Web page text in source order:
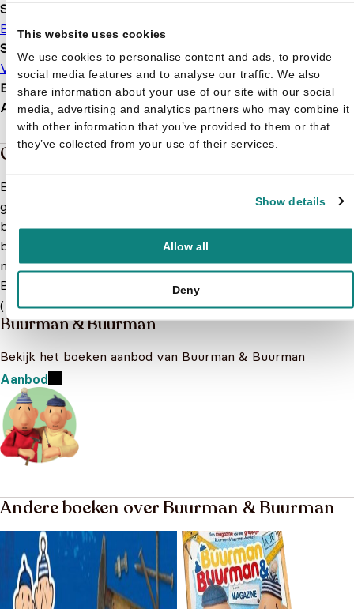
This website uses cookies
We use cookies to personalise content and ads, to provide
social media features and to analyse our traffic. We also
share information about your use of our site with our social
media, advertising and analytics partners who may combine it
with other information that you’ve provided to them or that
they’ve collected from your use of their services.
Show details
Allow all
Deny
Serie of karakter
Buurman & Buurman
Soort boek
Voorleesboek
EAN9789463132374
Afmetingen200 × 170 × 8 mm
Over de boeken van Buurman & Buurman
Ben je op zoek naar boeken met avontuurlijke verhalen en
grappige personages? Dan zijn de Buurman en Buurman
boeken een absolute aanrader. In deze kleurrijke en vrolijke
boeken beleven de bekende klussende buurmannen de
meest hilarische avonturen. Kies het perfecte Buurman en
Buurman boekje uit onze ruime selectie voor jouw
(klein)kind.Meer lezen
Buurman & Buurman
Bekijk het boeken aanbod van Buurman & Buurman
Aanbod
Andere boeken over Buurman & Buurman